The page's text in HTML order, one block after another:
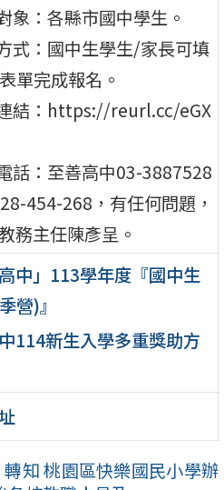
象：各縣市國中學生。
式：國中生學生/家長可填
單完成報名。
結：https://reurl.cc/eGX
話：至善高中03-3887528
454-268，有任何問題，
務主任陳彥呈。
高中」113學年度『國中生
營)』
114新生入學多重獎助方
轉知 桃園區快樂國民小學辦